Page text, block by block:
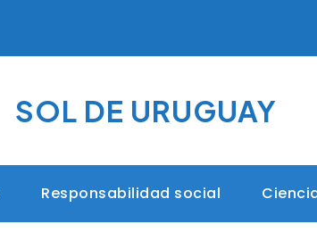
SOL DE URUGUAY
Responsabilidad social